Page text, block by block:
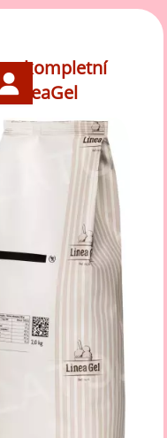
- kompletní